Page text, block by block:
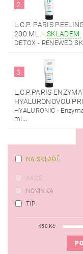
2.
L.C.P. PARIS
200 ML –SKLADEM
DETOX - RENEWED
3.
L.C.P.PARIS
HYALURONOVOU
HYALURONIC -
ml...
NA SKLADĚ
AKCE
NOVINKA
TIP
450 Kč